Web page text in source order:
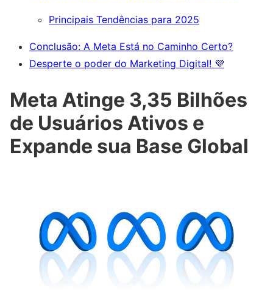
Principais Tendências para 2025
Conclusão: A Meta Está no Caminho Certo?
Desperte o poder do Marketing Digital! 💜
Meta Atinge 3,35 Bilhões
de Usuários Ativos e
Expande sua Base Global